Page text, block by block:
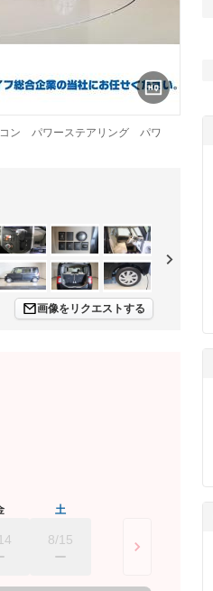
コン パワーステアリング パワ
画像をリクエストする
土
8/15